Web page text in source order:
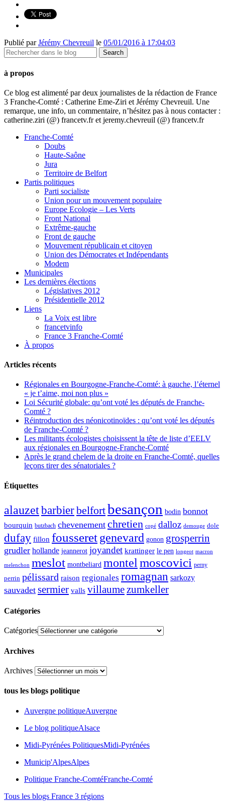
Publié parJérémy Chevreuil le 05/01/2016 à 17:04:03
à propos
Ce blog est alimenté par deux journalistes de la rédaction de France
3 Franche-Comté : Catherine Eme-Ziri et Jérémy Chevreuil. Une
remarque, une info, un commentaire, n’hésitez pas à nous contacter :
catherine.ziri (@) francetv.fr et jeremy.chevreuil (@) francetv.fr
Franche-Comté
Doubs
Haute-Saône
Jura
Territoire de Belfort
Partis politiques
Parti socialiste
Union pour un mouvement populaire
Europe Ecologie – Les Verts
Front National
Extrême-gauche
Front de gauche
Mouvement républicain et citoyen
Union des Démocrates et Indépendants
Modem
Municipales
Les dernières élections
Législatives 2012
Présidentielle 2012
Liens
La Voix est libre
francetvinfo
France 3 Franche-Comté
À propos
Articles récents
Régionales en Bourgogne-Franche-Comté: à gauche, l’éternel
« je t’aime, moi non plus »
Loi Sécurité globale: qu’ont voté les députés de Franche-
Comté ?
Réintroduction des néonicotinoïdes : qu’ont voté les députés
de Franche-Comté ?
Les militants écologistes choisissent la tête de liste d’EELV
aux régionales en Bourgogne-Franche-Comté
Après le grand chelem de la droite en Franche-Comté, quelles
leçons tirer des sénatoriales ?
Étiquettes
alauzetbarbierbelfortbesançon bodin bonnot
bourquin butzbach chevenement chretien copé dalloz demouge dole
dufay fillon fousseretgenevard gonon grosperrin
grudler hollande jeannerot joyandet krattinger le pen longeot macron
melenchon meslot montbeliard montel moscovici perny
perrin pélissard raison regionales romagnan sarkozy
sauvadet sermier valls villaumezumkeller
Catégories
Catégories
Archives
Archives
tous les blogs politique
Auvergne politiqueAuvergne
Le blog politiqueAlsace
Midi-Pyrénées PolitiquesMidi-Pyrénées
Municip'AlpesAlpes
Politique Franche-ComtéFranche-Comté
Tous les blogs France 3 régions